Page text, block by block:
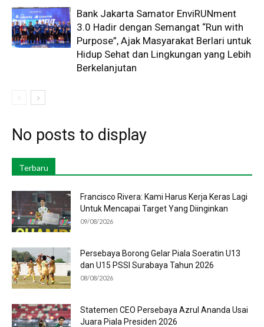
Bank Jakarta Samator EnviRUNment
3.0 Hadir dengan Semangat “Run with
Purpose”, Ajak Masyarakat Berlari untuk
Hidup Sehat dan Lingkungan yang Lebih
Berkelanjutan
No posts to display
Terbaru
Francisco Rivera: Kami Harus Kerja Keras Lagi
Untuk Mencapai Target Yang Diinginkan
09/08/2026
Persebaya Borong Gelar Piala Soeratin U13
dan U15 PSSI Surabaya Tahun 2026
08/08/2026
Statemen CEO Persebaya Azrul Ananda Usai
Juara Piala Presiden 2026